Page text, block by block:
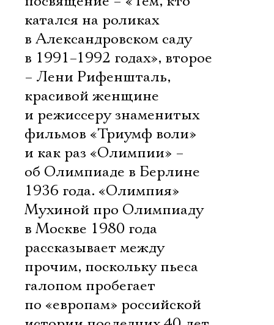
катался на роликах
в Александровском саду
в 1991–1992 годах», второе
– Лени Рифеншталь,
красивой женщине
и режиссеру знаменитых
фильмов «Триумф воли»
и как раз «Олимпии» –
об Олимпиаде в Берлине
1936 года. «Олимпия»
Мухиной про Олимпиаду
в Москве 1980 года
рассказывает между
прочим, поскольку пьеса
галопом пробегает
по «европам» российской